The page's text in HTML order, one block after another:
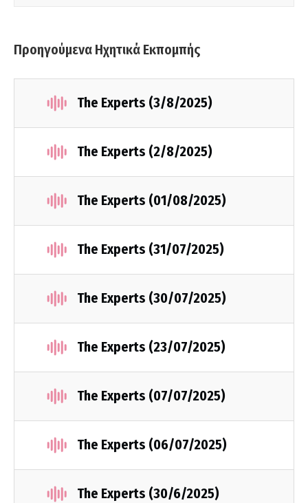
Προηγούμενα Ηχητικά Εκπομπής
The Experts (3/8/2025)
The Experts (2/8/2025)
The Experts (01/08/2025)
The Experts (31/07/2025)
The Experts (30/07/2025)
The Experts (23/07/2025)
The Experts (07/07/2025)
The Experts (06/07/2025)
The Experts (30/6/2025)